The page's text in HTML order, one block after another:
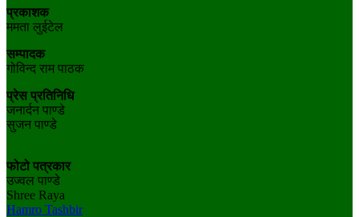
प्रकाशक
ममता लुईटेल
सम्पादक
गोविन्द राम पाठक
प्रेस प्रतिनिधि
जनार्दन पाण्डे
सुजन पाण्डे
फोटो पत्रकार
उज्वल पाण्डे
Shree Raya
Hamro Tashbir